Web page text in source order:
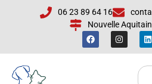
06 23 89 64 16
Nouvelle